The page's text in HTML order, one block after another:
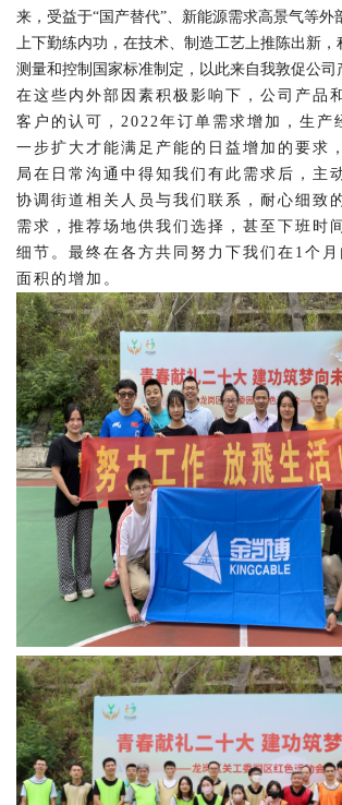
来，受益于“国产替代”、新能源需求高景气等外
上下勤练内功，在技术、制造工艺上推陈出新
测量和控制国家标准制定，以此来自我敦促公司
在这些内外部因素积极影响下，公司产品
客户的认可， 2022年订单需求增加，生产
一步扩大才能满足产能的日益增加的要求
局在日常沟通中得知我们有此需求后，主
协调街道相关人员与我们联系，耐心细致
需求，推荐场地供我们选择，甚至下班时
细节。最终在各方共同努力下我们在1个
面积的增加。